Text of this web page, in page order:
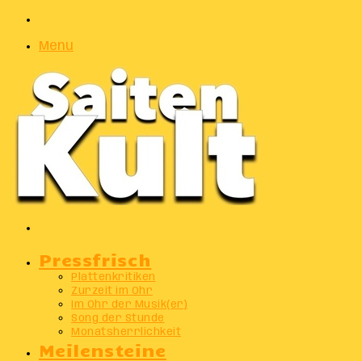
Menu
Pressfrisch
Plattenkritiken
Zurzeit im Ohr
Im Ohr der Musik(er)
Song der Stunde
Monatsherrlichkeit
Meilensteine